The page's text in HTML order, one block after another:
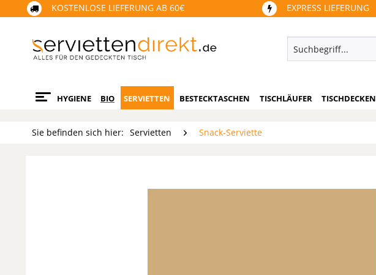
KOSTENLOSE LIEFERUNG AB 60€ EXPRESS LIEFERUNG
HYGIENE BIO SERVIETTEN BESTECKTASCHEN TISCHLÄUFER TISCHDECKEN
Sie befinden sich hier: Servietten Snack-Serviette